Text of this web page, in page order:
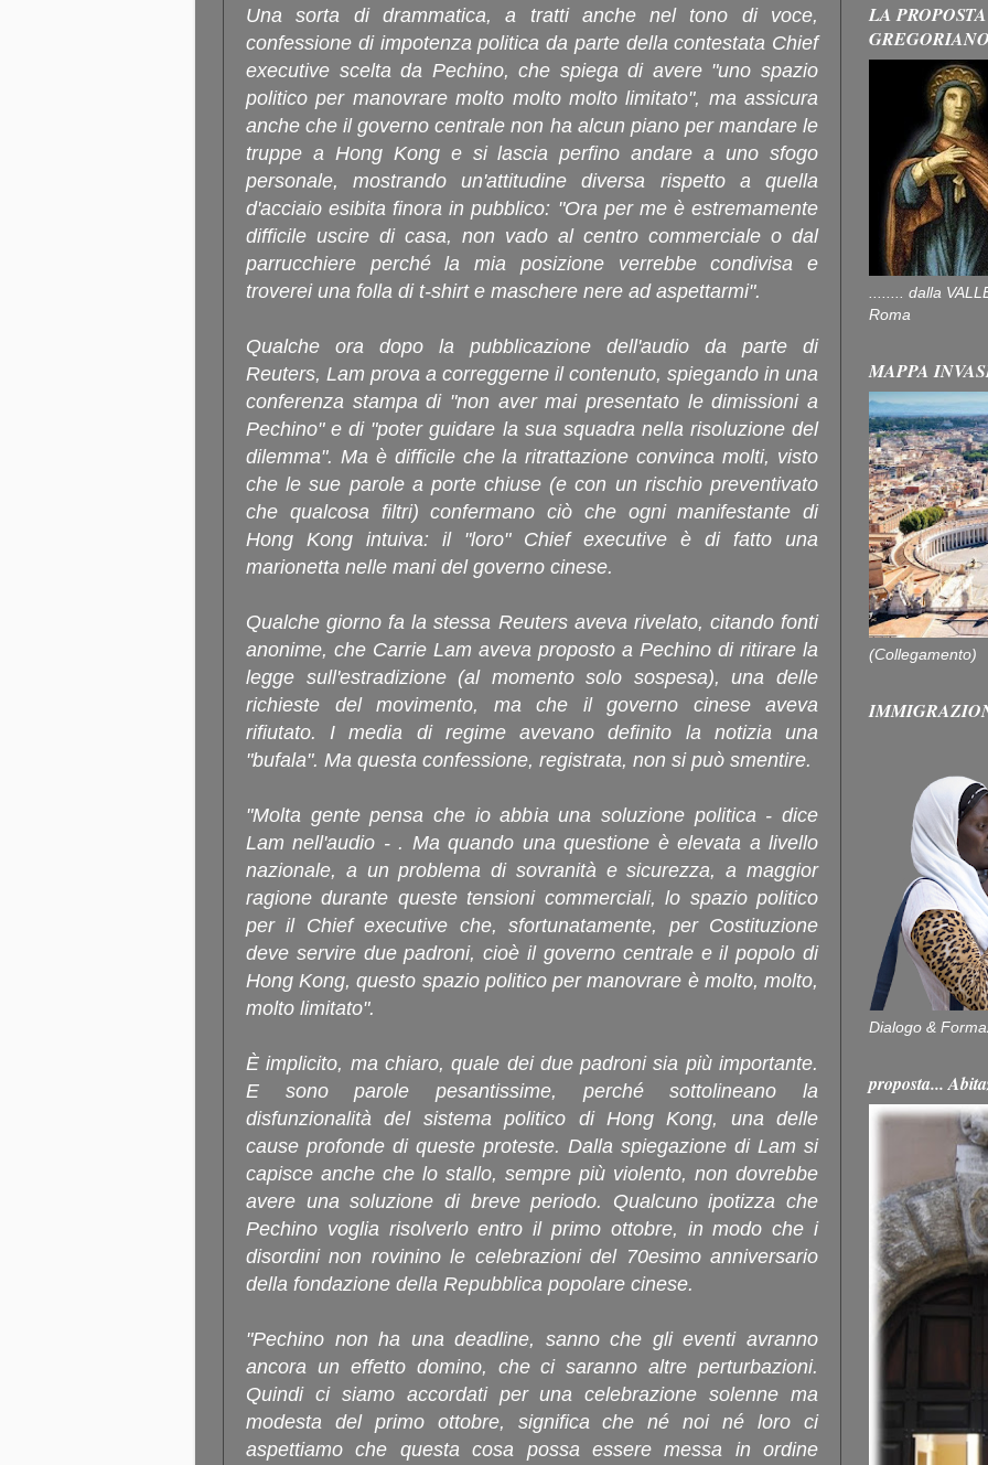
Una sorta di drammatica, a tratti anche nel tono di voce,
confessione di impotenza politica da parte della contestata Chief
executive scelta da Pechino, che spiega di avere "uno spazio
politico per manovrare molto molto molto limitato", ma assicura
anche che il governo centrale non ha alcun piano per mandare le
truppe a Hong Kong e si lascia perfino andare a uno sfogo
personale, mostrando un'attitudine diversa rispetto a quella
d'acciaio esibita finora in pubblico: "Ora per me è estremamente
difficile uscire di casa, non vado al centro commerciale o dal
parrucchiere perché la mia posizione verrebbe condivisa e
troverei una folla di t-shirt e maschere nere ad aspettarmi".
Qualche ora dopo la pubblicazione dell'audio da parte di
Reuters, Lam prova a correggerne il contenuto, spiegando in una
conferenza stampa di "non aver mai presentato le dimissioni a
Pechino" e di "poter guidare la sua squadra nella risoluzione del
dilemma". Ma è difficile che la ritrattazione convinca molti, visto
che le sue parole a porte chiuse (e con un rischio preventivato
che qualcosa filtri) confermano ciò che ogni manifestante di
Hong Kong intuiva: il "loro" Chief executive è di fatto una
marionetta nelle mani del governo cinese.
Qualche giorno fa la stessa Reuters aveva rivelato, citando fonti
anonime, che Carrie Lam aveva proposto a Pechino di ritirare la
legge sull'estradizione (al momento solo sospesa), una delle
richieste del movimento, ma che il governo cinese aveva
rifiutato. I media di regime avevano definito la notizia una
"bufala". Ma questa confessione, registrata, non si può smentire.
"Molta gente pensa che io abbia una soluzione politica - dice
Lam nell'audio - . Ma quando una questione è elevata a livello
nazionale, a un problema di sovranità e sicurezza, a maggior
ragione durante queste tensioni commerciali, lo spazio politico
per il Chief executive che, sfortunatamente, per Costituzione
deve servire due padroni, cioè il governo centrale e il popolo di
Hong Kong, questo spazio politico per manovrare è molto, molto,
molto limitato".
È implicito, ma chiaro, quale dei due padroni sia più importante.
E sono parole pesantissime, perché sottolineano la
disfunzionalità del sistema politico di Hong Kong, una delle
cause profonde di queste proteste. Dalla spiegazione di Lam si
capisce anche che lo stallo, sempre più violento, non dovrebbe
avere una soluzione di breve periodo. Qualcuno ipotizza che
Pechino voglia risolverlo entro il primo ottobre, in modo che i
disordini non rovinino le celebrazioni del 70esimo anniversario
della fondazione della Repubblica popolare cinese.
"Pechino non ha una deadline, sanno che gli eventi avranno
ancora un effetto domino, che ci saranno altre perturbazioni.
Quindi ci siamo accordati per una celebrazione solenne ma
modesta del primo ottobre, significa che né noi né loro ci
aspettiamo che questa cosa possa essere messa in ordine
LA
........ dalla
Roma
MAPPA
(Collegamento)
Dialogo &
proposta...